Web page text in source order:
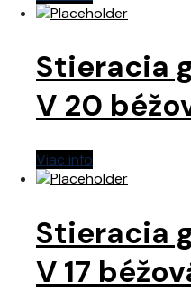
Stieracia
V 20
Viac info
Stieracia
V 17